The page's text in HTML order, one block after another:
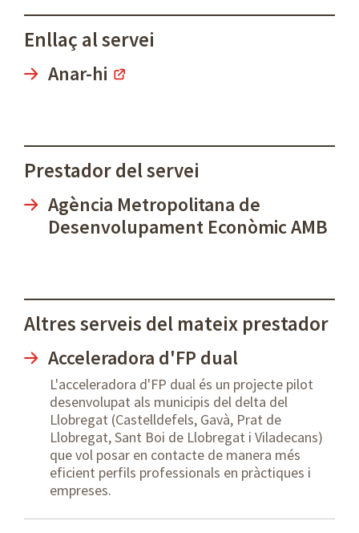
Enllaç al servei
Anar-hi
Prestador del servei
Agència Metropolitana de
Desenvolupament Econòmic AMB
Altres serveis del mateix prestador
Acceleradora d'FP dual
L'acceleradora d'FP dual és un projecte pilot
desenvolupat als municipis del delta del
Llobregat (Castelldefels, Gavà, Prat de
Llobregat, Sant Boi de Llobregat i Viladecans)
que vol posar en contacte de manera més
eficient perfils professionals en pràctiques i
empreses.